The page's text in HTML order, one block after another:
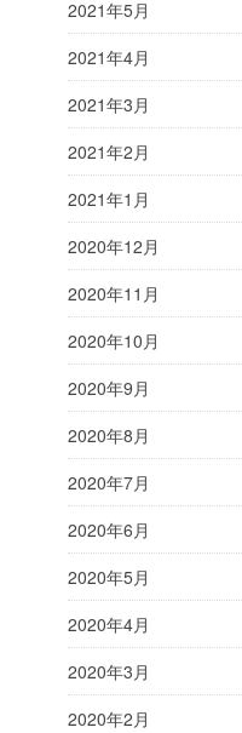
2021年5月
2021年4月
2021年3月
2021年2月
2021年1月
2020年12月
2020年11月
2020年10月
2020年9月
2020年8月
2020年7月
2020年6月
2020年5月
2020年4月
2020年3月
2020年2月